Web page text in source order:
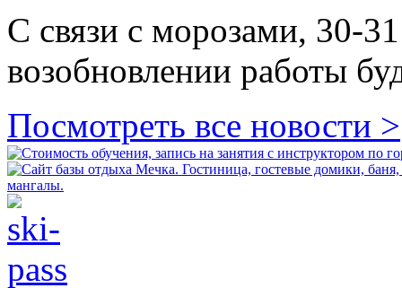
С связи с морозами, 30-
возобновлении работы
Посмотреть все новости >